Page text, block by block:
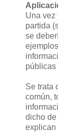
Una vez
partida
se
públicas
Se trata
común,
dicho de
explican